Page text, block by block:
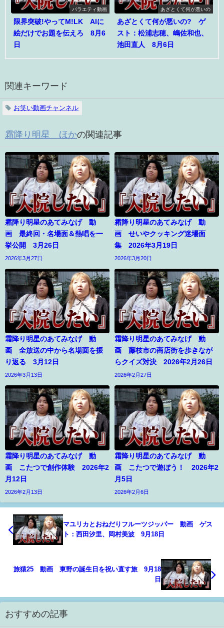
バラエティ動画
限界突破!やってM!LK AIに
絵だけでお題を伝えろ 8月6
日
あざとくて何が悪いの
あざとくて何が悪いの? ゲ
スト：松浦志穂、嶋佐和也、
池田直人 8月6日
関連キーワード
お笑い動画チャンネル
霜降り明星 ほかの関連記事
霜降り明星のあてみなげ 動
画 最終回・名場面＆熱唱を一
挙公開 3月26日
2026年3月27日
霜降り明星のあてみなげ 動
画 せいやクッキング迷場面
集 2026年3月19日
2026年3月20日
霜降り明星のあてみなげ 動
画 全放送の中から名場面を振
り返る 3月12日
2026年3月13日
霜降り明星のあてみなげ 動
画 藤枝市の商店街を歩きなが
らクイズ対決 2026年2月26日
2026年2月27日
霜降り明星のあてみなげ 動
画 こたつで創作体験 2026年2
月12日
2026年2月13日
霜降り明星のあてみなげ 動
画 こたつで遊ぼう！ 2026年2
月5日
2026年2月6日
マユリカとおねだりフルーツジッパー 動画 ゲス
ト：西田汐里、岡村美波 9月18日
旅猿25 動画 東野の誕生日を祝い直す旅 9月18
日
おすすめの記事